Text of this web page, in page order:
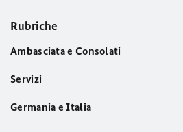
Rubriche
Ambasciata e Consolati
Servizi
Germania e Italia